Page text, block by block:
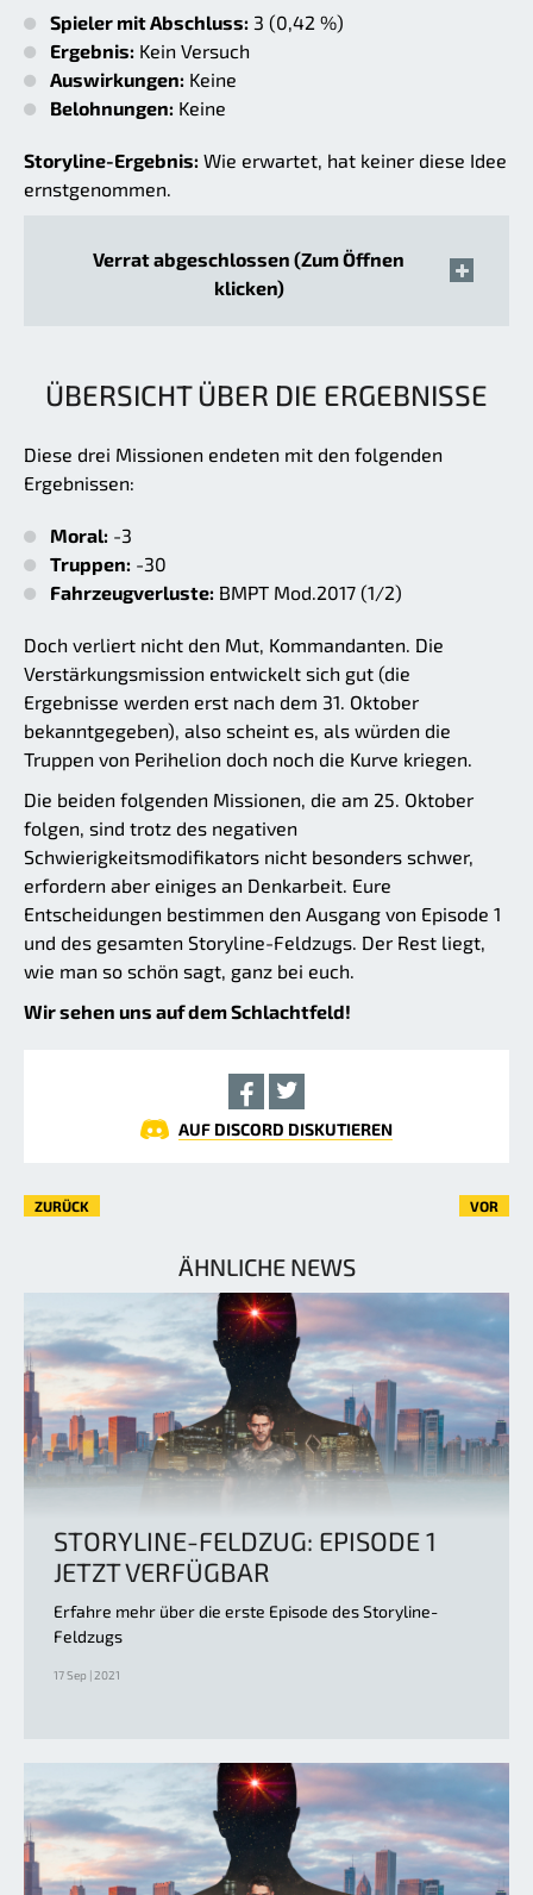
Spieler mit Abschluss: 3 (0,42 %)
Ergebnis: Kein Versuch
Auswirkungen: Keine
Belohnungen: Keine
Storyline-Ergebnis: Wie erwartet, hat keiner diese Idee
ernstgenommen.
Verrat abgeschlossen (Zum Öffnen
klicken)
ÜBERSICHT ÜBER DIE ERGEBNISSE
Diese drei Missionen endeten mit den folgenden
Ergebnissen:
Moral: -3
Truppen: -30
Fahrzeugverluste: BMPT Mod.2017 (1/2)
Doch verliert nicht den Mut, Kommandanten. Die
Verstärkungsmission entwickelt sich gut (die
Ergebnisse werden erst nach dem 31. Oktober
bekanntgegeben), also scheint es, als würden die
Truppen von Perihelion doch noch die Kurve kriegen.
Die beiden folgenden Missionen, die am 25. Oktober
folgen, sind trotz des negativen
Schwierigkeitsmodifikators nicht besonders schwer,
erfordern aber einiges an Denkarbeit. Eure
Entscheidungen bestimmen den Ausgang von Episode 1
und des gesamten Storyline-Feldzugs. Der Rest liegt,
wie man so schön sagt, ganz bei euch.
Wir sehen uns auf dem Schlachtfeld!
AUF DISCORD DISKUTIEREN
ZURÜCK VOR
ÄHNLICHE NEWS
STORYLINE-FELDZUG: EPISODE 1
JETZT VERFÜGBAR
Erfahre mehr über die erste Episode des Storyline-
Feldzugs
17 Sep | 2021